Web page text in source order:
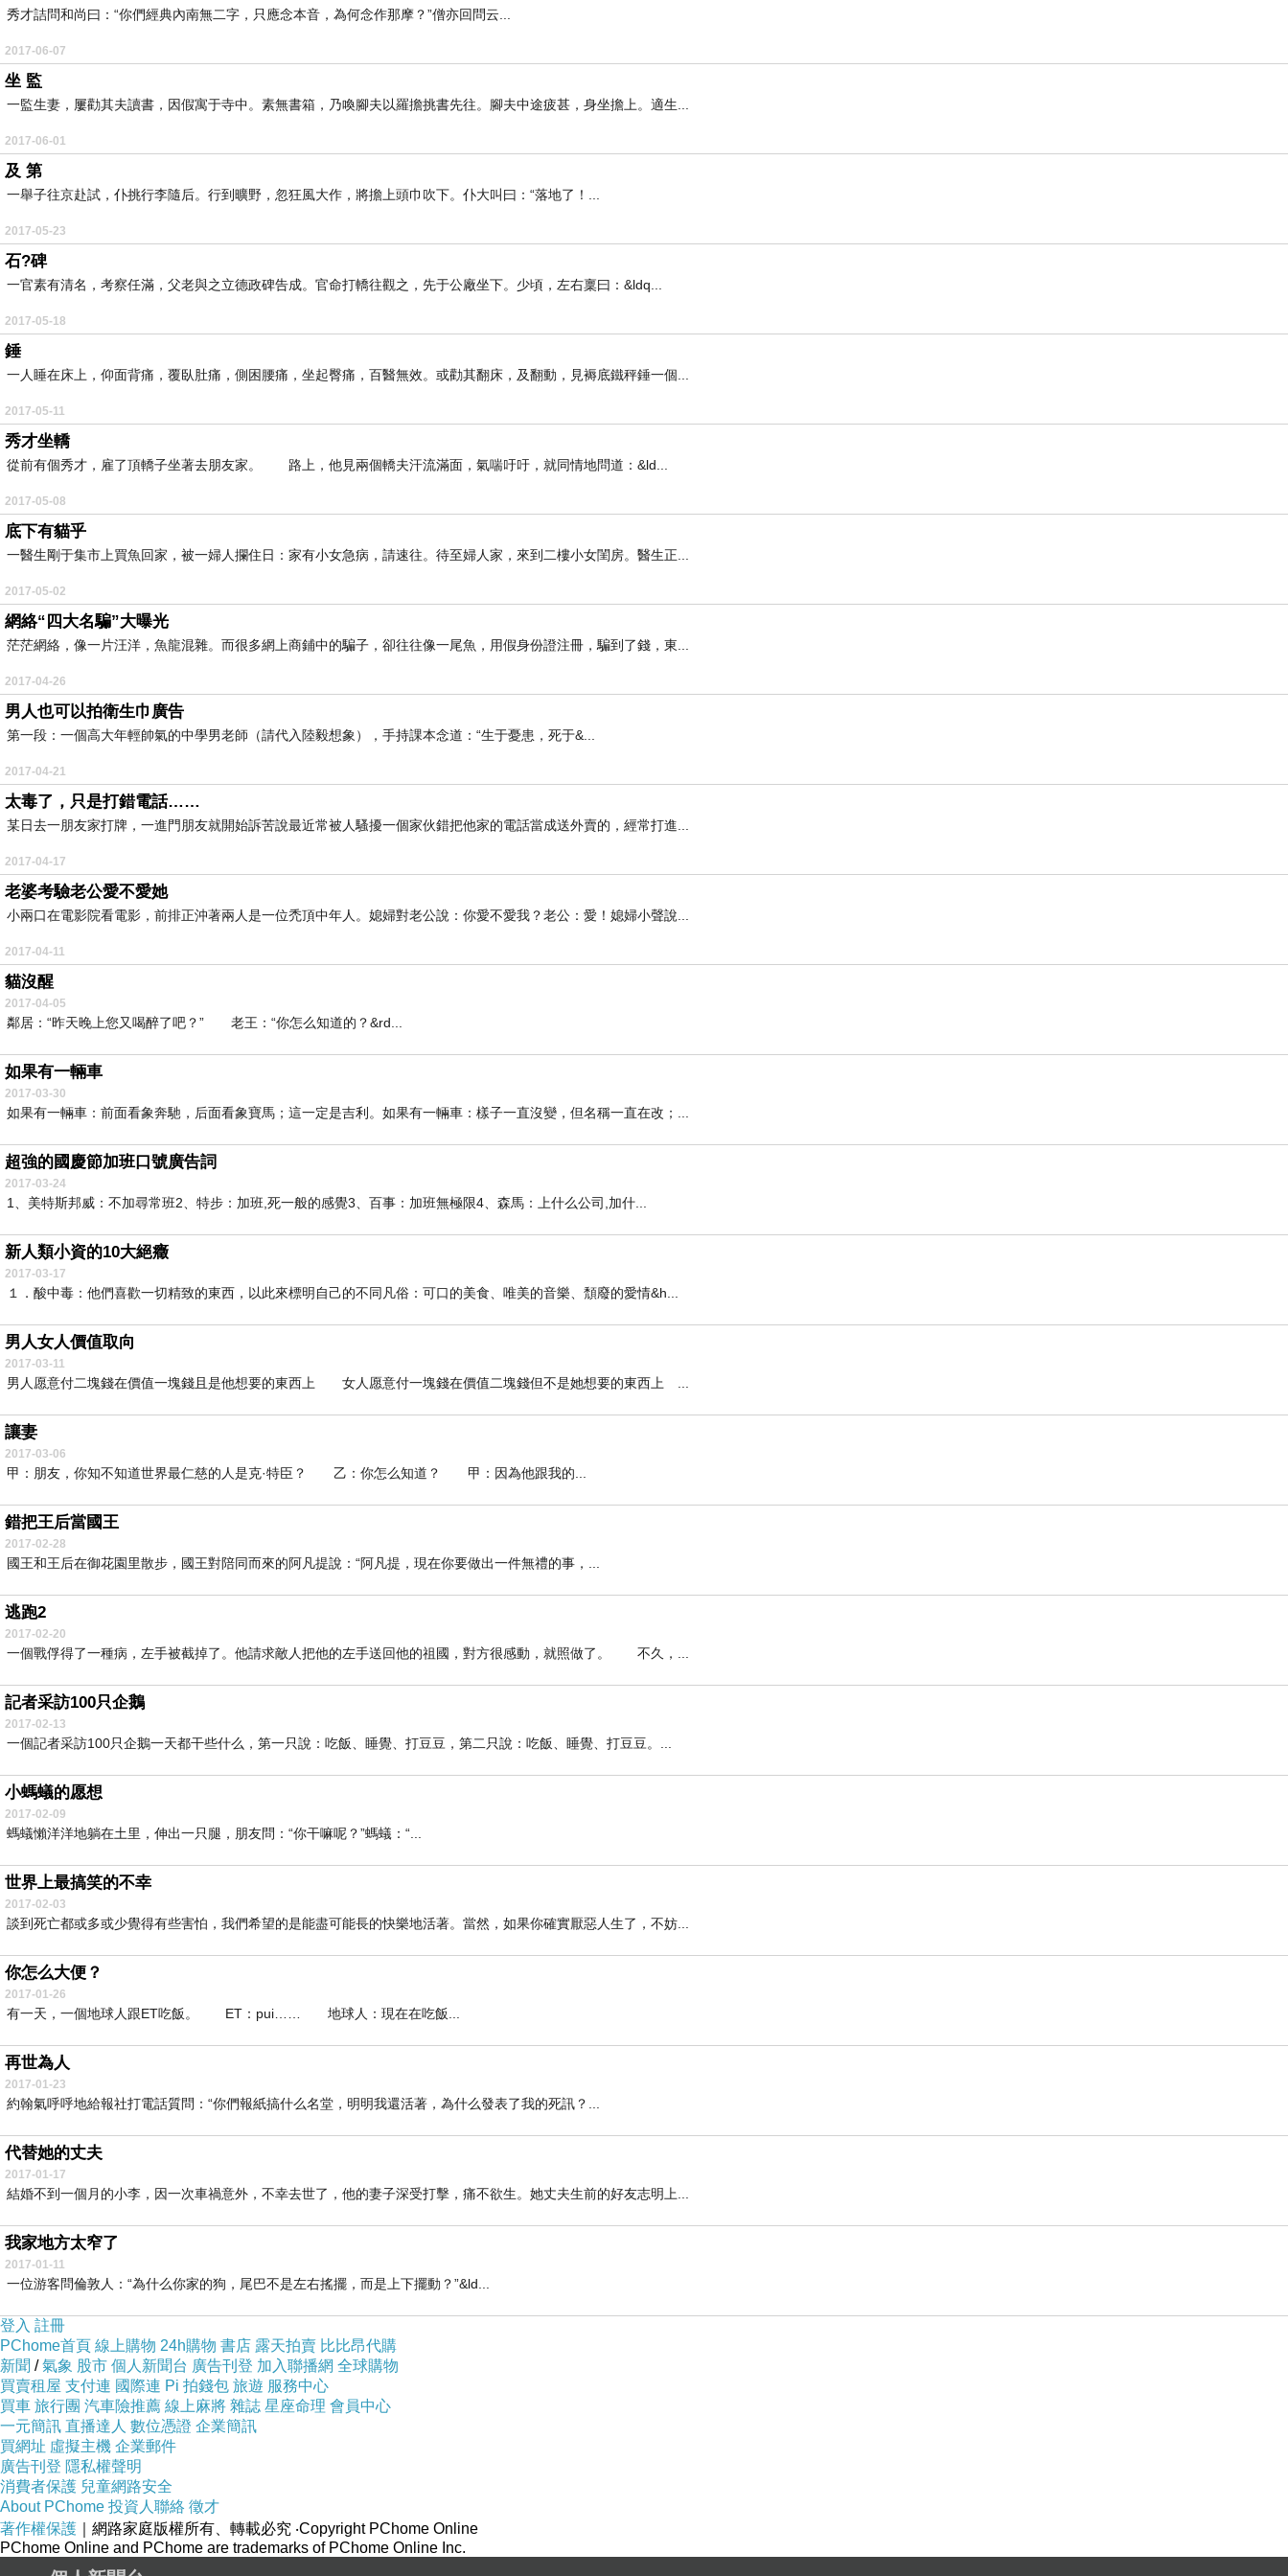
秀才詰問和尚曰：“你們經典內南無二字，只應念本音，為何念作那摩？”僧亦回問云...
2017-06-07
坐 監
一監生妻，屢勸其夫讀書，因假寓于寺中。素無書箱，乃喚腳夫以羅擔挑書先往。腳夫中途疲甚，身坐擔上。適生...
2017-06-01
及 第
一舉子往京赴試，仆挑行李隨后。行到曠野，忽狂風大作，將擔上頭巾吹下。仆大叫曰：“落地了！...
2017-05-23
石?碑
一官素有清名，考察任滿，父老與之立德政碑告成。官命打轎往觀之，先于公廠坐下。少頃，左右稟曰：&ldq...
2017-05-18
錘
一人睡在床上，仰面背痛，覆臥肚痛，側困腰痛，坐起臀痛，百醫無效。或勸其翻床，及翻動，見褥底鐵秤錘一個...
2017-05-11
秀才坐轎
從前有個秀才，雇了頂轎子坐著去朋友家。 路上，他見兩個轎夫汗流滿面，氣喘吁吁，就同情地問道：&ld...
2017-05-08
底下有貓乎
一醫生剛于集市上買魚回家，被一婦人攔住日：家有小女急病，請速往。待至婦人家，來到二樓小女閨房。醫生正...
2017-05-02
網絡“四大名騙”大曝光
茫茫網絡，像一片汪洋，魚龍混雜。而很多網上商鋪中的騙子，卻往往像一尾魚，用假身份證注冊，騙到了錢，東...
2017-04-26
男人也可以拍衛生巾廣告
第一段：一個高大年輕帥氣的中學男老師（請代入陸毅想象），手持課本念道：“生于憂患，死于&...
2017-04-21
太毒了，只是打錯電話……
某日去一朋友家打牌，一進門朋友就開始訴苦說最近常被人騷擾一個家伙錯把他家的電話當成送外賣的，經常打進...
2017-04-17
老婆考驗老公愛不愛她
小兩口在電影院看電影，前排正沖著兩人是一位禿頂中年人。媳婦對老公說：你愛不愛我？老公：愛！媳婦小聲說...
2017-04-11
貓沒醒
2017-04-05
鄰居：“昨天晚上您又喝醉了吧？” 老王：“你怎么知道的？&rd...
如果有一輛車
2017-03-30
如果有一輛車：前面看象奔馳，后面看象寶馬；這一定是吉利。如果有一輛車：樣子一直沒變，但名稱一直在改；...
超強的國慶節加班口號廣告詞
2017-03-24
1、美特斯邦威：不加尋常班2、特步：加班,死一般的感覺3、百事：加班無極限4、森馬：上什么公司,加什...
新人類小資的10大絕癥
2017-03-17
１．酸中毒：他們喜歡一切精致的東西，以此來標明自己的不同凡俗：可口的美食、唯美的音樂、頹廢的愛情&h...
男人女人價值取向
2017-03-11
男人愿意付二塊錢在價值一塊錢且是他想要的東西上 女人愿意付一塊錢在價值二塊錢但不是她想要的東西上 ...
讓妻
2017-03-06
甲：朋友，你知不知道世界最仁慈的人是克·特臣？ 乙：你怎么知道？ 甲：因為他跟我的...
錯把王后當國王
2017-02-28
國王和王后在御花園里散步，國王對陪同而來的阿凡提說：“阿凡提，現在你要做出一件無禮的事，...
逃跑2
2017-02-20
一個戰俘得了一種病，左手被截掉了。他請求敵人把他的左手送回他的祖國，對方很感動，就照做了。 不久，...
記者采訪100只企鵝
2017-02-13
一個記者采訪100只企鵝一天都干些什么，第一只說：吃飯、睡覺、打豆豆，第二只說：吃飯、睡覺、打豆豆。...
小螞蟻的愿想
2017-02-09
螞蟻懶洋洋地躺在土里，伸出一只腿，朋友問：“你干嘛呢？”螞蟻：“...
世界上最搞笑的不幸
2017-02-03
談到死亡都或多或少覺得有些害怕，我們希望的是能盡可能長的快樂地活著。當然，如果你確實厭惡人生了，不妨...
你怎么大便？
2017-01-26
有一天，一個地球人跟ET吃飯。 ET：pui…… 地球人：現在在吃飯...
再世為人
2017-01-23
約翰氣呼呼地給報社打電話質問：“你們報紙搞什么名堂，明明我還活著，為什么發表了我的死訊？...
代替她的丈夫
2017-01-17
結婚不到一個月的小李，因一次車禍意外，不幸去世了，他的妻子深受打擊，痛不欲生。她丈夫生前的好友志明上...
我家地方太窄了
2017-01-11
一位游客問倫敦人：“為什么你家的狗，尾巴不是左右搖擺，而是上下擺動？”&ld...
登入 註冊
PChome首頁 線上購物 24h購物 書店 露天拍賣 比比昂代購
新聞 /氣象 股市 個人新聞台 廣告刊登 加入聯播網 全球購物
買賣租屋 支付連 國際連 Pi 拍錢包 旅遊 服務中心
買車 旅行團 汽車險推薦 線上麻將 雜誌 星座命理 會員中心
一元簡訊 直播達人 數位憑證 企業簡訊
買網址 虛擬主機 企業郵件
廣告刊登 隱私權聲明
消費者保護 兒童網路安全
About PChome 投資人聯絡 徵才
著作權保護 ｜網路家庭版權所有、轉載必究 ‧Copyright PChome Online
PChome Online and PChome are trademarks of PChome Online Inc.